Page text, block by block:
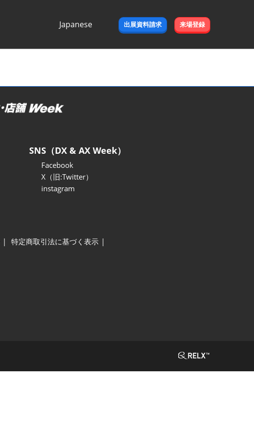
Japanese
出展資料請求 来場登録
SNS（DX & AX Week）
Facebook
X（旧:Twitter）
instagram
特定商取引法に基づく表示